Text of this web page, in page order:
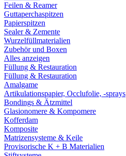
Feilen & Reamer
Guttaperchaspitzen
Papierspitzen
Sealer & Zemente
Wurzelfüllmaterialien
Zubehör und Boxen
Alles anzeigen
Füllung & Restauration
Füllung & Restauration
Amalgame
Artikulationspapier, Occlufolie, -sprays
Bondings & Ätzmittel
Glasionomere & Kompomere
Kofferdam
Komposite
Matrizensysteme & Keile
Provisorische K + B Materialien